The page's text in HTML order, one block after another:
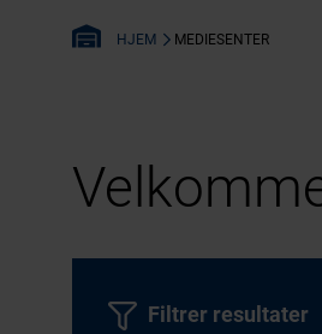
HJEM MEDIESENTER
Filtrer resultater